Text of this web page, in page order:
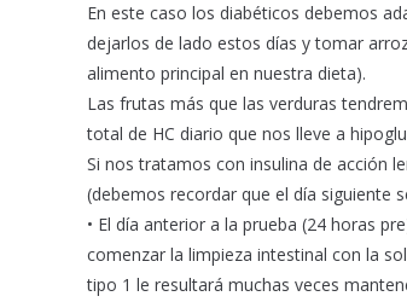
En este caso los diabéticos debemos
dejarlos de lado estos días y tomar
alimento principal en nuestra dieta).
Las frutas más que las verduras
total de HC diario que nos lleve a
Si nos tratamos con insulina de acción
(debemos recordar que el día siguiente
• El día anterior a la prueba (24 horas
comenzar la limpieza intestinal con la
tipo 1 le resultará muchas veces